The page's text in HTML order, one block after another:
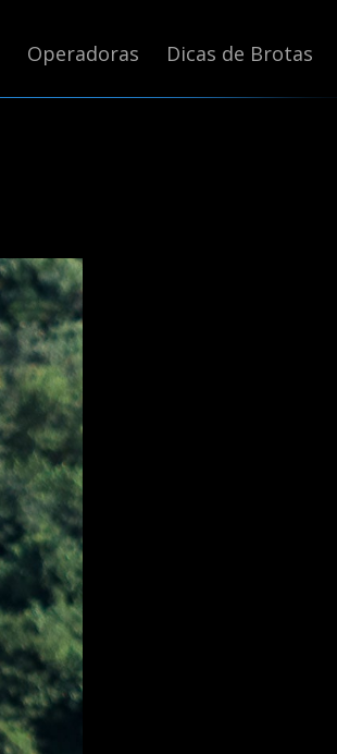
Operadoras Dicas de Brotas